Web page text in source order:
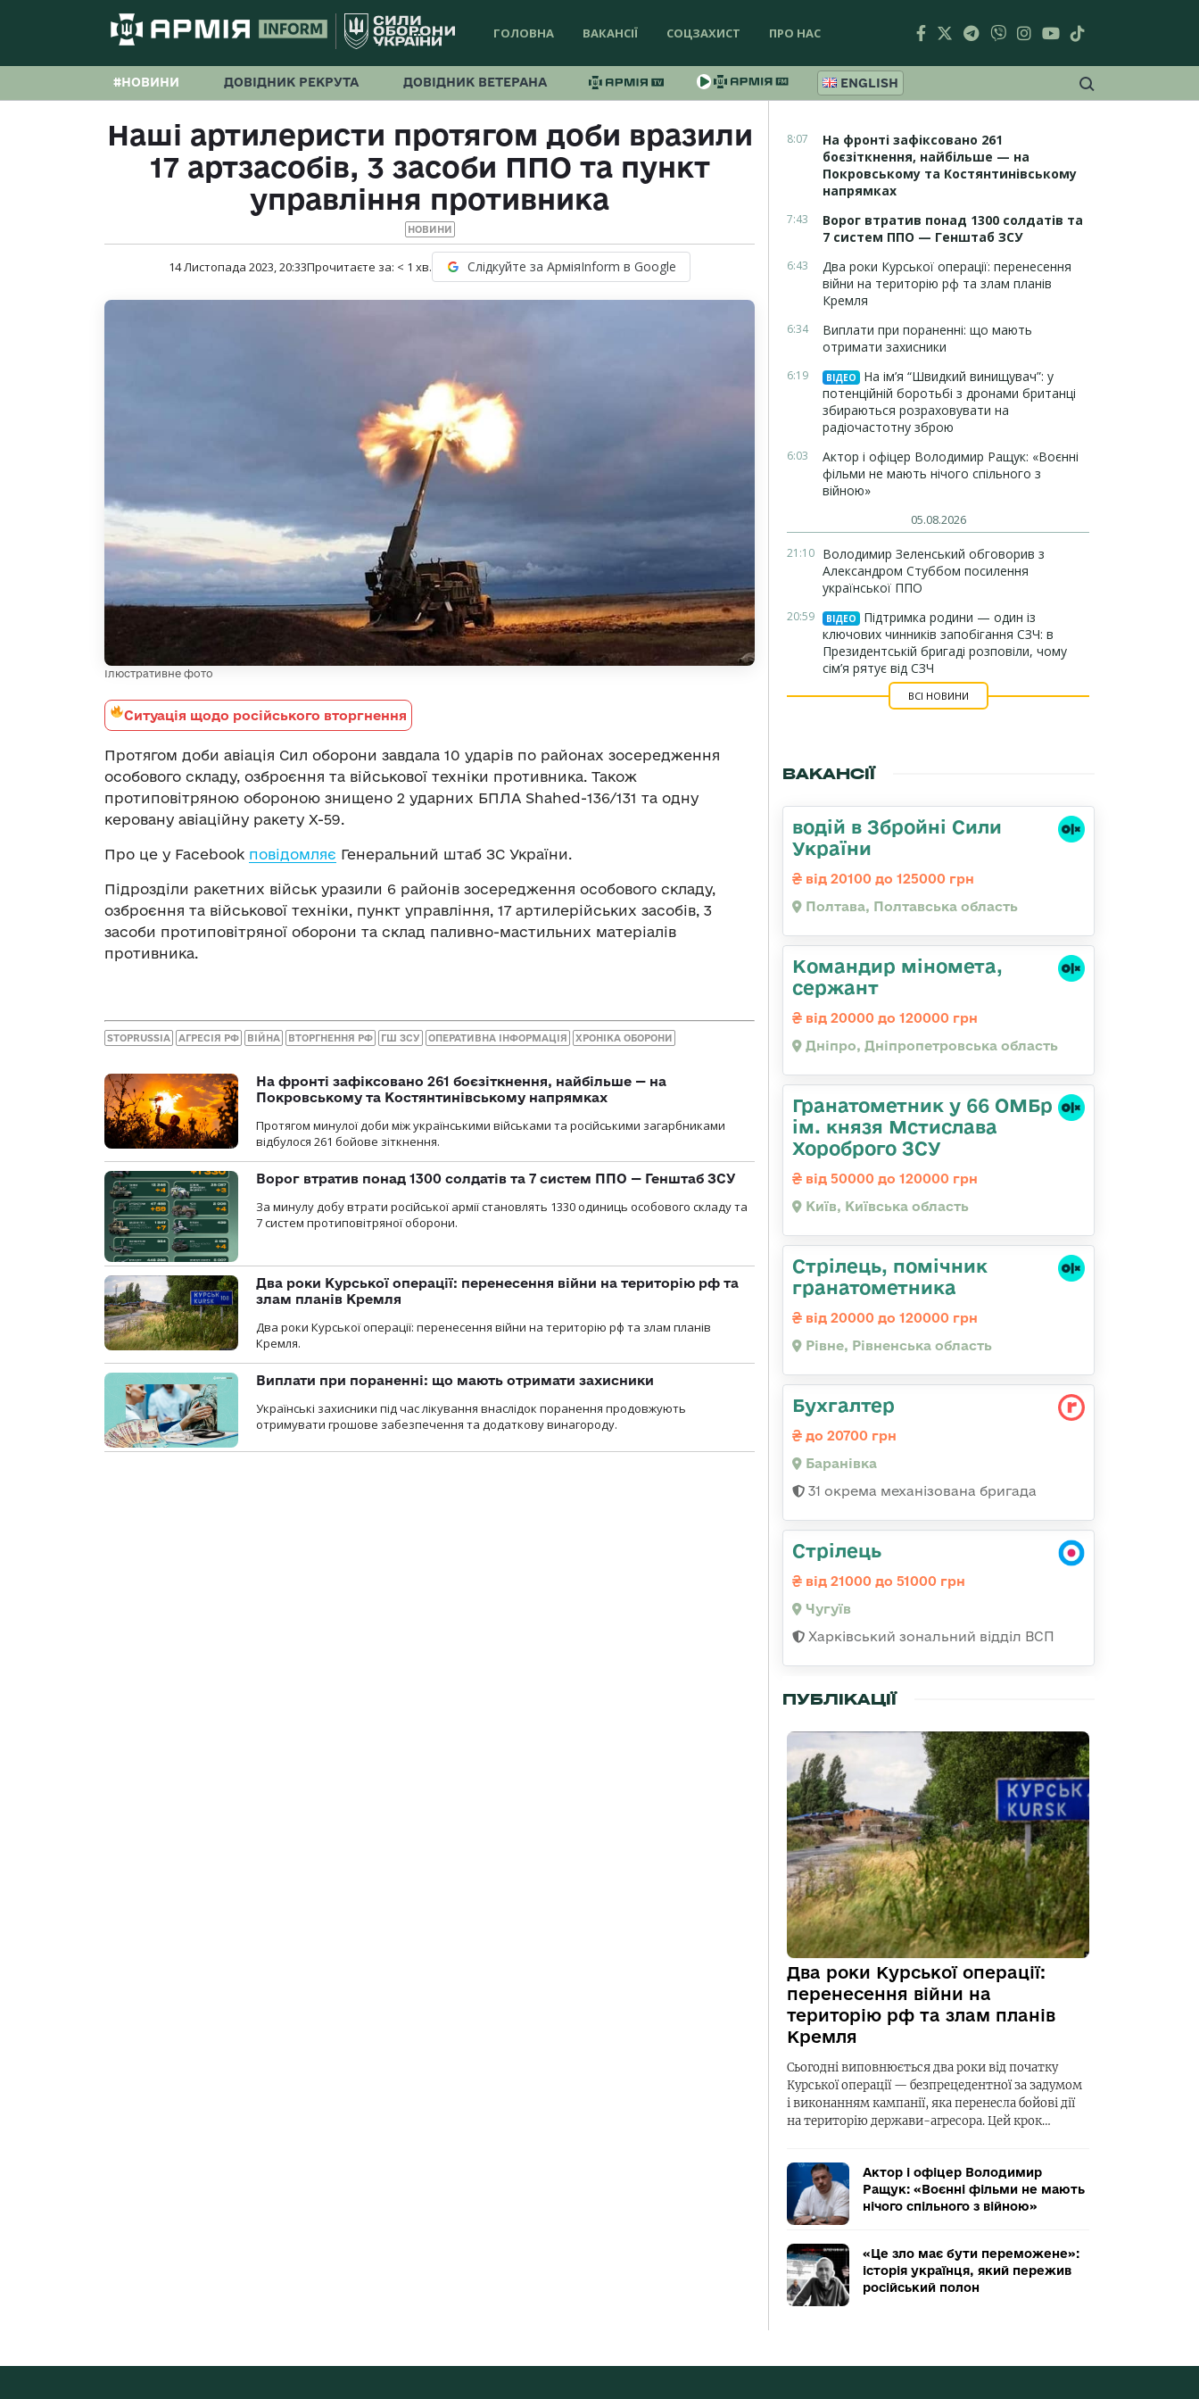
ГОЛОВНА ВАКАНСІЇ СОЦЗАХИСТ ПРО НАС
#НОВИНИ ДОВІДНИК РЕКРУТА ДОВІДНИК ВЕТЕРАНА ENGLISH
Наші артилеристи протягом доби вразили
17 артзасобів, 3 засоби ППО та пункт
управління противника
НОВИНИ
14 Листопада 2023, 20:33Прочитаєте за: < 1 хв. Слідкуйте за АрміяInform в Google
Ілюстративне фото
Ситуація щодо російського вторгнення
Протягом доби авіація Сил оборони завдала 10 ударів по районах зосередження
особового складу, озброєння та військової техніки противника. Також
протиповітряною обороною знищено 2 ударних БПЛА Shahed-136/131 та одну
керовану авіаційну ракету Х-59.
Про це у Facebook повідомляє Генеральний штаб ЗС України.
Підрозділи ракетних військ уразили 6 районів зосередження особового складу,
озброєння та військової техніки, пункт управління, 17 артилерійських засобів, 3
засоби протиповітряної оборони та склад паливно-мастильних матеріалів
противника.
STOPRUSSIA АГРЕСІЯ РФ ВІЙНА ВТОРГНЕННЯ РФ ГШ ЗСУ ОПЕРАТИВНА ІНФОРМАЦІЯ ХРОНІКА ОБОРОНИ
На фронті зафіксовано 261 боєзіткнення, найбільше — на
Покровському та Костянтинівському напрямках
Протягом минулої доби між українськими військами та російськими загарбниками
відбулося 261 бойове зіткнення.
Ворог втратив понад 1300 солдатів та 7 систем ППО — Генштаб ЗСУ
За минулу добу втрати російської армії становлять 1330 одиниць особового складу та
7 систем протиповітряної оборони.
Два роки Курської операції: перенесення війни на територію рф та
злам планів Кремля
Два роки Курської операції: перенесення війни на територію рф та злам планів
Кремля.
Виплати при пораненні: що мають отримати захисники
Українські захисники під час лікування внаслідок поранення продовжують
отримувати грошове забезпечення та додаткову винагороду.
8:07
На фронті зафіксовано 261
боєзіткнення, найбільше — на
Покровському та Костянтинівському
напрямках
7:43
Ворог втратив понад 1300 солдатів та
7 систем ППО — Генштаб ЗСУ
6:43
Два роки Курської операції: перенесення
війни на територію рф та злам планів
Кремля
6:34
Виплати при пораненні: що мають
отримати захисники
6:19 ВІДЕО
На ім’я “Швидкий винищувач”: у
потенційній боротьбі з дронами британці
збираються розраховувати на
радіочастотну зброю
6:03
Актор і офіцер Володимир Ращук: «Воєнні
фільми не мають нічого спільного з
війною»
05.08.2026
21:10 Володимир Зеленський обговорив з
Александром Стуббом посилення
української ППО
20:59 ВІДЕО
Підтримка родини — один із
ключових чинників запобігання СЗЧ: в
Президентській бригаді розповіли, чому
сім’я рятує від СЗЧ
ВСІ НОВИНИ
ВАКАНСІЇ
водій в Збройні Сили
України
від 20100 до 125000 грн
Полтава, Полтавська область
Командир міномета,
сержант
від 20000 до 120000 грн
Дніпро, Дніпропетровська область
Гранатометник у 66 ОМБр
ім. князя Мстислава
Хороброго ЗСУ
від 50000 до 120000 грн
Київ, Київська область
Стрілець, помічник
гранатометника
від 20000 до 120000 грн
Рівне, Рівненська область
Бухгалтер
до 20700 грн
Баранівка
31 окрема механізована бригада
Стрілець
від 21000 до 51000 грн
Чугуїв
Харківський зональний відділ ВСП
ПУБЛІКАЦІЇ
Два роки Курської операції:
перенесення війни на
територію рф та злам планів
Кремля
Сьогодні виповнюється два роки від початку
Курської операції — безпрецедентної за задумом
і виконанням кампанії, яка перенесла бойові дії
на територію держави-агресора. Цей крок…
Актор і офіцер Володимир
Ращук: «Воєнні фільми не мають
нічого спільного з війною»
«Це зло має бути переможене»:
історія українця, який пережив
російський полон